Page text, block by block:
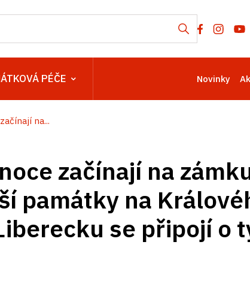
PÉČE Novinky
na...
začínají na
památky na
se připojí o